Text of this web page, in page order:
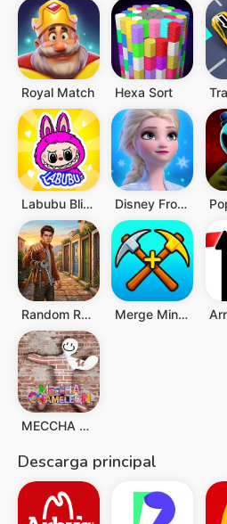
Royal Match Hexa Sort
Labubu Blind Box Disney Frozen Free Fall
Random Room Escape Merge Miners
MECCHA CHAMELEON
Descarga principal